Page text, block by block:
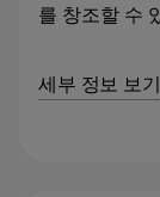
를 창조할 수
세부 정보 보기